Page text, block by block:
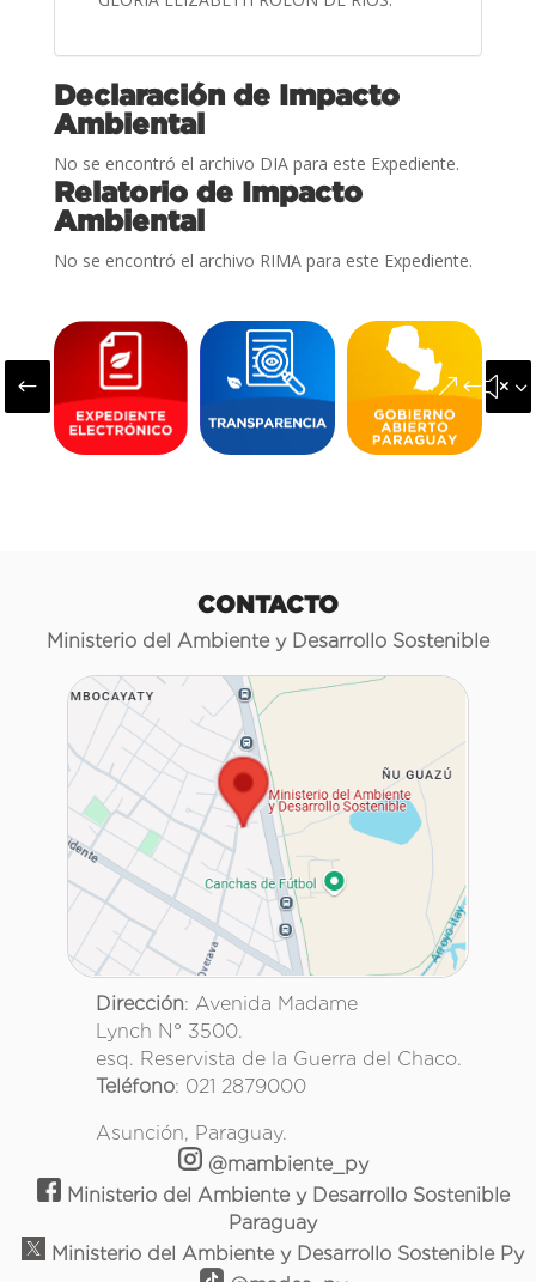
Declaración de Impacto
Ambiental
No se encontró el archivo DIA para este Expediente.
Relatorio de Impacto
Ambiental
No se encontró el archivo RIMA para este Expediente.
#
CONTACTO
Ministerio del Ambiente y Desarrollo Sostenible
Dirección: Avenida Madame
Lynch N° 3500.
esq. Reservista de la Guerra del Chaco.
Teléfono: 021 2879000
Asunción, Paraguay.
@mambiente_py
Ministerio del Ambiente y Desarrollo Sostenible
Paraguay
Ministerio del Ambiente y Desarrollo Sostenible Py